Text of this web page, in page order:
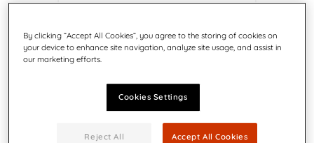
ajoutée.
By clicking “Accept All Cookies”, you agree to the storing of cookies on
your device to enhance site navigation, analyze site usage, and assist in
our marketing efforts.
Cookies Settings
Reject All Accept All Cookies